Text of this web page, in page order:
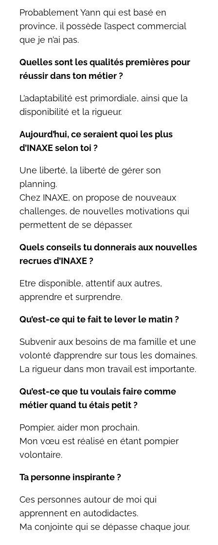
Probablement Yann qui est basé en
province, il possède l’aspect commercial
que je n’ai pas.
Quelles sont les qualités premières pour
réussir dans ton métier ?
L’adaptabilité est primordiale, ainsi que la
disponibilité et la rigueur.
Aujourd’hui, ce seraient quoi les plus
d’INAXE selon toi ?
Une liberté, la liberté de gérer son
planning.
Chez INAXE, on propose de nouveaux
challenges, de nouvelles motivations qui
permettent de se dépasser.
Quels conseils tu donnerais aux nouvelles
recrues d’INAXE ?
Etre disponible, attentif aux autres,
apprendre et surprendre.
Qu’est-ce qui te fait te lever le matin ?
Subvenir aux besoins de ma famille et une
volonté d’apprendre sur tous les domaines.
La rigueur dans mon travail est importante.
Qu’est-ce que tu voulais faire comme
métier quand tu étais petit ?
Pompier, aider mon prochain.
Mon vœu est réalisé en étant pompier
volontaire.
Ta personne inspirante ?
Ces personnes autour de moi qui
apprennent en autodidactes.
Ma conjointe qui se dépasse chaque jour.